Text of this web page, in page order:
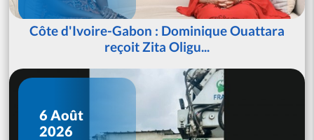
Côte d'Ivoire-Gabon : Dominique Ouattara
reçoit Zita Oligu...
6 Août
2026